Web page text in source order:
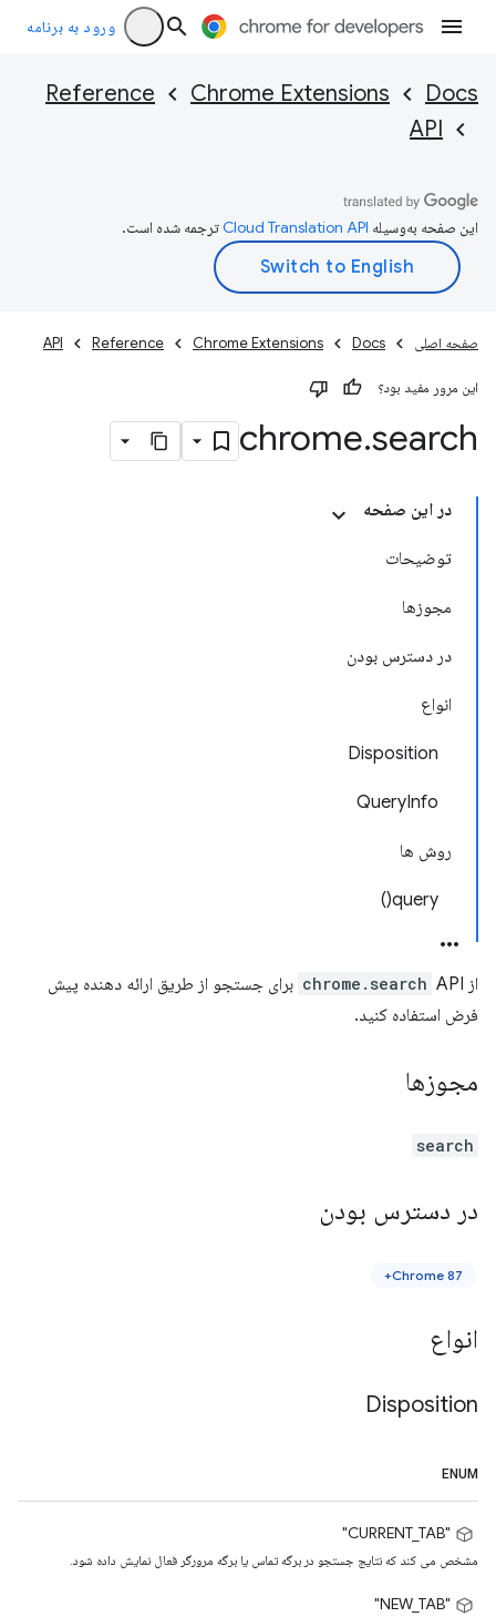
ورود به برنامه
Docs
Chrome Extensions
Reference
API
این صفحه به‌وسیله ترجمه شده است.
صفحه اصلی Docs
Chrome Extensions
Reference
API
این مرور مفید بود؟
chrome.search
در این صفحه
توضیحات
مجوزها
در دسترس بودن
انواع
Disposition
QueryInfo
روش ها
query()
از chrome.search API برای جستجو از طریق ارائه دهنده پیش
فرض استفاده کنید.
مجوزها
search
در دسترس بودن
Chrome 87+
انواع
Disposition
ENUM
"CURRENT_TAB"
مشخص می کند که نتایج جستجو در برگه تماس یا برگه مرورگر فعال نمایش داده شود.
"NEW_TAB"